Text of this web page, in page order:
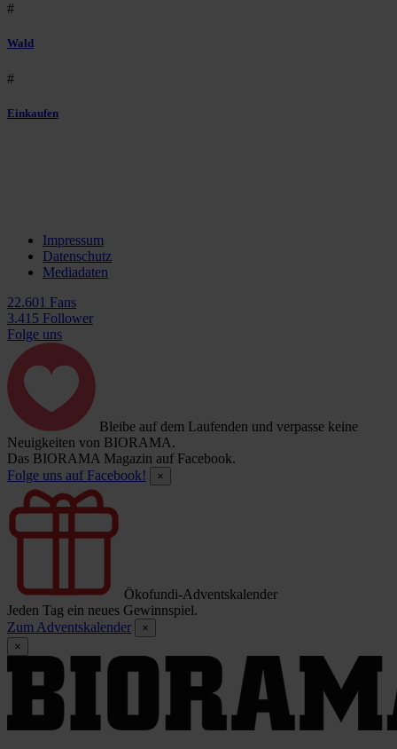
#
Wald
#
Einkaufen
Impressum
Datenschutz
Mediadaten
22.601 Fans
3.415 Follower
Folge uns
Bleibe auf dem Laufenden und verpasse keine
Neuigkeiten von BIORAMA.
Das BIORAMA Magazin auf Facebook.
Folge uns auf Facebook!
×
Ökofundi-Adventskalender
Jeden Tag ein neues Gewinnspiel.
Zum Adventskalender
×
×